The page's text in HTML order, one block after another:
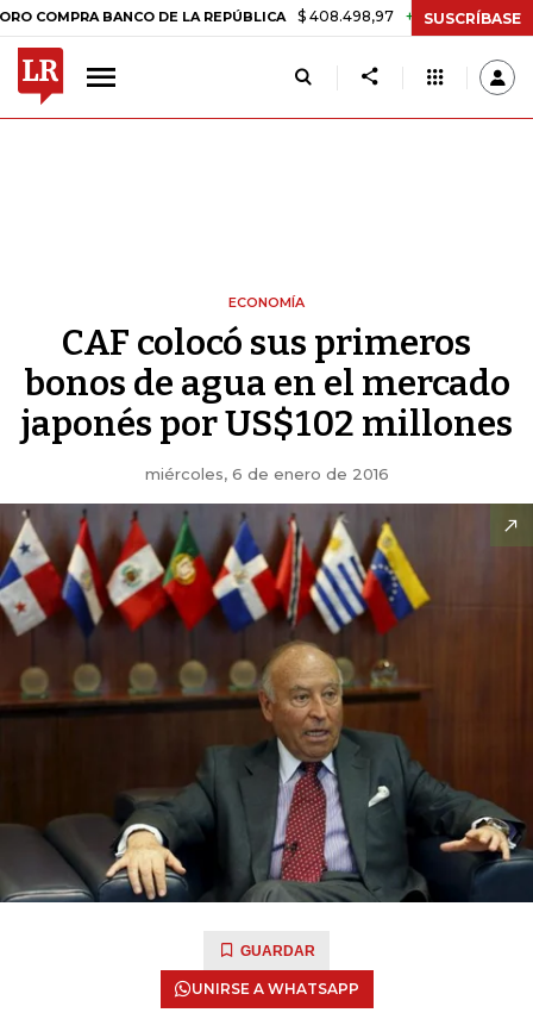
BANCO DE LA REPÚBLICA $ 408.498,97 +$ 8.753,81 +2,19%
SUSCRÍBASE
ECONOMÍA
CAF colocó sus primeros
bonos de agua en el mercado
japonés por US$102 millones
miércoles, 6 de enero de 2016
GUARDAR
UNIRSE A WHATSAPP